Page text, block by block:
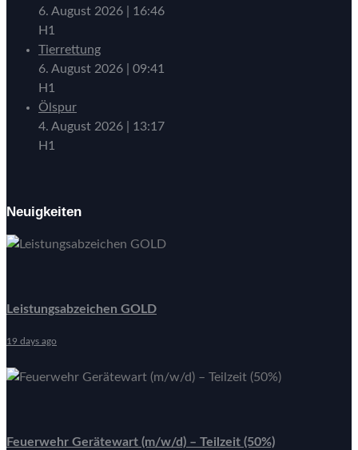
6. August 2026
16:46
H1
Tierrettung
6. August 2026
09:41
H1
Ölspur
4. August 2026
13:17
H1
Neuigkeiten
Leistungsabzeichen GOLD
19 days ago
Feuerwehr Gerätewart (m/w/d) – Teilzeit (50%)